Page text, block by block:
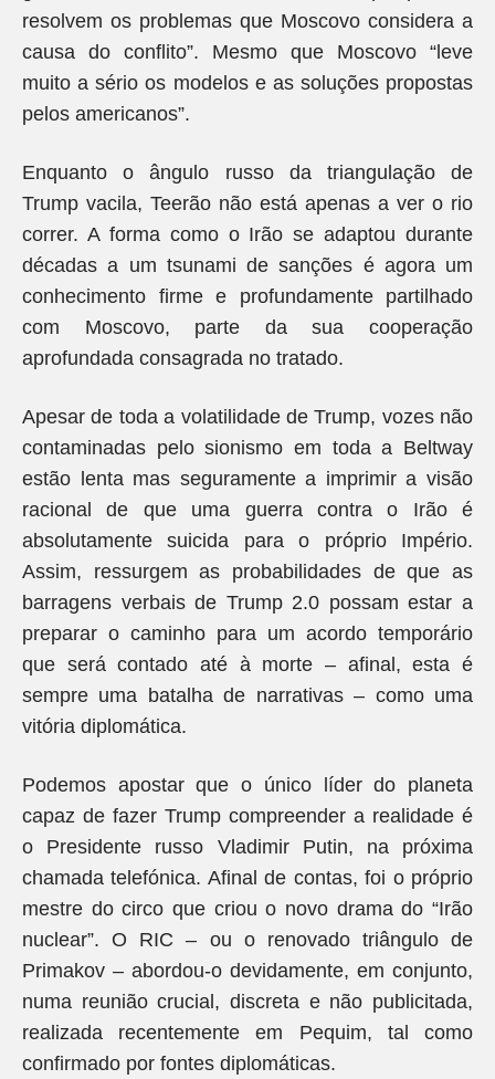
resolvem os problemas que Moscovo considera a
causa do conflito”. Mesmo que Moscovo “leve
muito a sério os modelos e as soluções propostas
pelos americanos”.
Enquanto o ângulo russo da triangulação de
Trump vacila, Teerão não está apenas a ver o rio
correr. A forma como o Irão se adaptou durante
décadas a um tsunami de sanções é agora um
conhecimento firme e profundamente partilhado
com Moscovo, parte da sua cooperação
aprofundada consagrada no tratado.
Apesar de toda a volatilidade de Trump, vozes não
contaminadas pelo sionismo em toda a Beltway
estão lenta mas seguramente a imprimir a visão
racional de que uma guerra contra o Irão é
absolutamente suicida para o próprio Império.
Assim, ressurgem as probabilidades de que as
barragens verbais de Trump 2.0 possam estar a
preparar o caminho para um acordo temporário
que será contado até à morte – afinal, esta é
sempre uma batalha de narrativas – como uma
vitória diplomática.
Podemos apostar que o único líder do planeta
capaz de fazer Trump compreender a realidade é
o Presidente russo Vladimir Putin, na próxima
chamada telefónica. Afinal de contas, foi o próprio
mestre do circo que criou o novo drama do “Irão
nuclear”. O RIC – ou o renovado triângulo de
Primakov – abordou-o devidamente, em conjunto,
numa reunião crucial, discreta e não publicitada,
realizada recentemente em Pequim, tal como
confirmado por fontes diplomáticas.